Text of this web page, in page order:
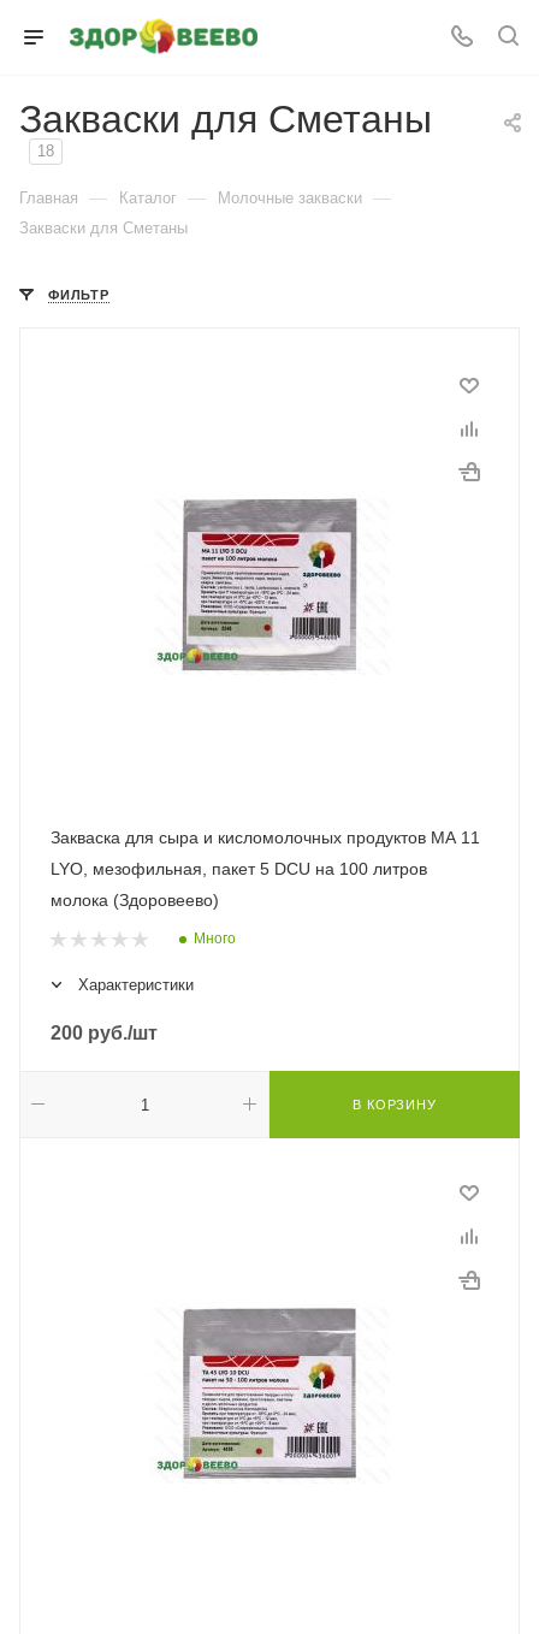
Закваски для Сметаны
18
Главная — Каталог — Молочные закваски —
Закваски для Сметаны
ФИЛЬТР
Закваска для сыра и кисломолочных продуктов MA 11
LYO, мезофильная, пакет 5 DCU на 100 литров
молока (Здоровеево)
Много
Характеристики
200 руб./шт
В КОРЗИНУ